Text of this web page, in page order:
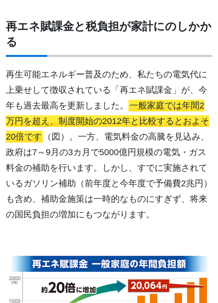
再エネ賦課金と税負担が家計にのしかか
る
再生可能エネルギー普及のため、私たちの電気代に
上乗せして徴収されている「再エネ賦課金」が、今
年も過去最高を更新しました。 一般家庭では年間2
万円を超え、制度開始の2012年と比較するとおよそ
20倍です
（図）。一方、電気料金の高騰を見込み、
政府は7～9月の3カ月で5000億円規模の電気・ガス
料金の補助を行います。しかし、すでに実施されて
いるガソリン補助（前年度と今年度で予備費2兆円）
も含め、補助金施策は一時的なものにすぎず、将来
の国民負担の増加にもつながります。